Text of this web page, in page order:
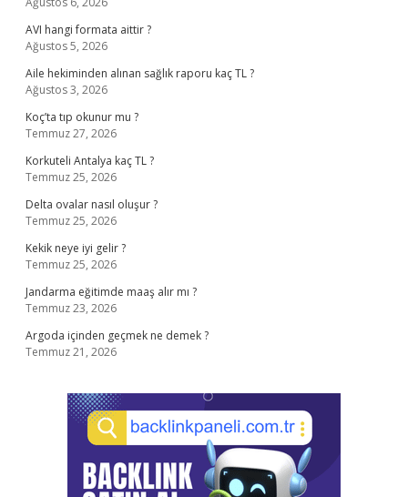
AVI hangi formata aittir ?
Ağustos 5, 2026
Aile hekiminden alınan sağlık raporu kaç TL ?
Ağustos 3, 2026
Koç’ta tıp okunur mu ?
Temmuz 27, 2026
Korkuteli Antalya kaç TL ?
Temmuz 25, 2026
Delta ovalar nasıl oluşur ?
Temmuz 25, 2026
Kekik neye iyi gelir ?
Temmuz 25, 2026
Jandarma eğitimde maaş alır mı ?
Temmuz 23, 2026
Argoda içinden geçmek ne demek ?
Temmuz 21, 2026